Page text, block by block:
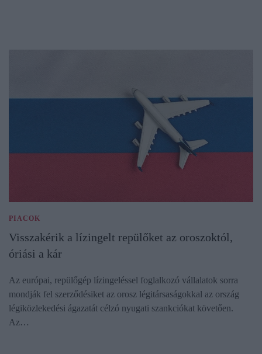
PIACOK
Visszakérik a lízingelt repülőket az oroszoktól,
óriási a kár
Az európai, repülőgép lízingeléssel foglalkozó vállalatok sorra
mondják fel szerződésiket az orosz légitársaságokkal az ország
légiközlekedési ágazatát célzó nyugati szankciókat követően.
Az…